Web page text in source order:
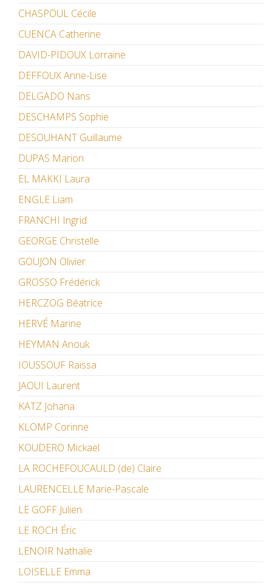
CHASPOUL Cécile
CUENCA Catherine
DAVID-PIDOUX Lorraine
DEFFOUX Anne-Lise
DELGADO Nans
DESCHAMPS Sophie
DESOUHANT Guillaume
DUPAS Marion
EL MAKKI Laura
ENGLE Liam
FRANCHI Ingrid
GEORGE Christelle
GOUJON Olivier
GROSSO Frédérick
HERCZOG Béatrice
HERVÉ Marine
HEYMAN Anouk
IOUSSOUF Raïssa
JAOUI Laurent
KATZ Johana
KLOMP Corinne
KOUDERO Mickaël
LA ROCHEFOUCAULD (de) Claire
LAURENCELLE Marie-Pascale
LE GOFF Julien
LE ROCH Éric
LENOIR Nathalie
LOISELLE Emma